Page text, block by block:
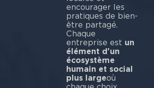
encourager les
pratiques de bien-
être partagé.
Chaque
entreprise est un
élément d'un
écosystème
humain et social
plus largeoù